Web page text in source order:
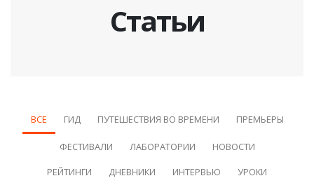
Статьи
ВСЕ ГИД ПУТЕШЕСТВИЯ ВО ВРЕМЕНИ ПРЕМЬЕРЫ
ФЕСТИВАЛИ ЛАБОРАТОРИИ
НОВОСТИ
РЕЙТИНГИ
ДНЕВНИКИ ИНТЕРВЬЮ УРОКИ